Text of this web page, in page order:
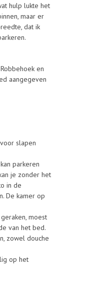
hulp lukte het
maar er
dat ik
en
aangegeven
slapen
parkeren
je zonder het
in de
De kamer op
moest
van het bed.
zowel douche
op het